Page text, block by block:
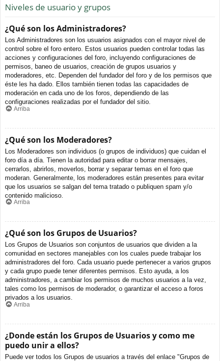
Niveles de usuario y grupos
¿Qué son los Administradores?
Los Administradores son los usuarios asignados con el mayor nivel de
control sobre el foro entero. Estos usuarios pueden controlar todas las
acciones y configuraciones del foro, incluyendo configuraciones de
permisos, baneo de usuarios, creación de grupos usuarios y
moderadores, etc. Dependen del fundador del foro y de los permisos que
éste les ha dado. Ellos también tienen todas las capacidades de
moderación en cada uno de los foros, dependiendo de las
configuraciones realizadas por el fundador del sitio.
Arriba
¿Qué son los Moderadores?
Los Moderadores son individuos (o grupos de individuos) que cuidan el
foro día a día. Tienen la autoridad para editar o borrar mensajes,
cerrarlos, abrirlos, moverlos, borrar y separar temas en el foro que
moderan. Generalmente, los moderadores están presentes para evitar
que los usuarios se salgan del tema tratado o publiquen spam y/o
contenido malicioso.
Arriba
¿Qué son los Grupos de Usuarios?
Los Grupos de Usuarios son conjuntos de usuarios que dividen a la
comunidad en sectores manejables con los cuales puede trabajar los
administradores del foro. Cada usuario puede pertenecer a varios grupos
y cada grupo puede tener diferentes permisos. Esto ayuda, a los
administradores, a cambiar los permisos de muchos usuarios a la vez,
tales como los permisos de moderador, o garantizar el acceso a foros
privados a los usuarios.
Arriba
¿Donde están los Grupos de Usuarios y como me
puedo unir a ellos?
Puede ver todos los Grupos de usuarios a través del enlace "Grupos de